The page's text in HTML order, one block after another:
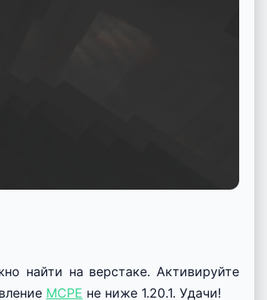
найти на верстаке. Активируйте
MCPE не ниже 1.20.1. Удачи!